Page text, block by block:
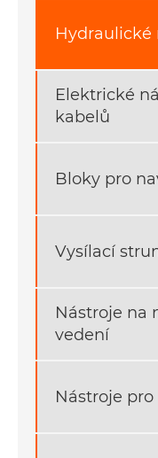
Hydraulické
Elektrické
kabelů
Bloky pro
Vysílací
Nástroje na
vedení
Nástroje